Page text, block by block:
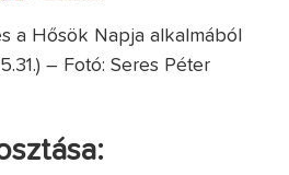
a Hősök Napja alkalmából
– Fotó: Seres Péter